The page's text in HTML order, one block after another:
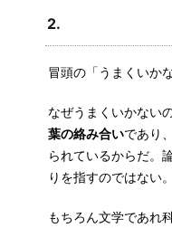
2.
冒頭の「うまくいか
なぜうまくいかない
葉の絡み合いであり
られているからだ。
りを指すのではない。
もちろん文学であれ